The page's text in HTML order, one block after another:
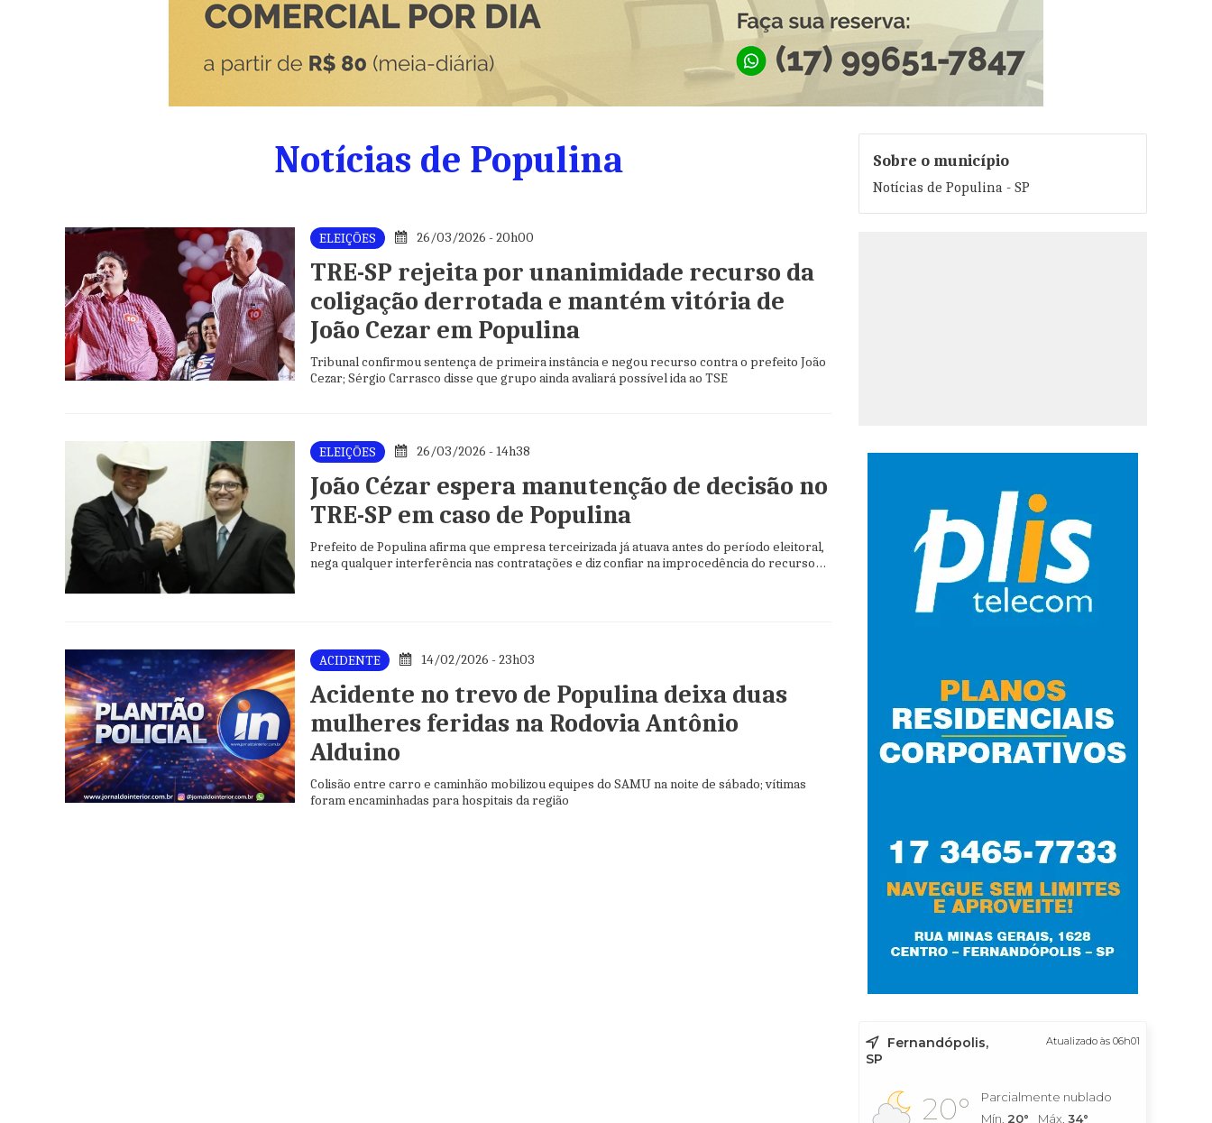
Notícias de Populina
ELEIÇÕES 26/03/2026 - 20h00
TRE-SP rejeita por unanimidade recurso da
coligação derrotada e mantém vitória de
João Cezar em Populina
Tribunal confirmou sentença de primeira instância e negou recurso contra o prefeito João
Cezar; Sérgio Carrasco disse que grupo ainda avaliará possível ida ao TSE
ELEIÇÕES 26/03/2026 - 14h38
João Cézar espera manutenção de decisão no
TRE-SP em caso de Populina
Prefeito de Populina afirma que empresa terceirizada já atuava antes do período eleitoral,
nega qualquer interferência nas contratações e diz confiar na improcedência do recurso
ACIDENTE 14/02/2026 - 23h03
Acidente no trevo de Populina deixa duas
mulheres feridas na Rodovia Antônio
Alduino
Colisão entre carro e caminhão mobilizou equipes do SAMU na noite de sábado; vítimas
foram encaminhadas para hospitais da região
Sobre o município
Notícias de Populina - SP
Fernandópolis,
SP
Atualizado às 06h01
20°
Parcialmente nublado
Mín. 20° Máx. 34°